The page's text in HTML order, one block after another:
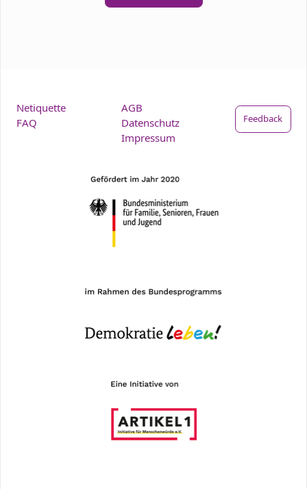
Netiquette
FAQ
AGB
Datenschutz
Impressum
Feedback